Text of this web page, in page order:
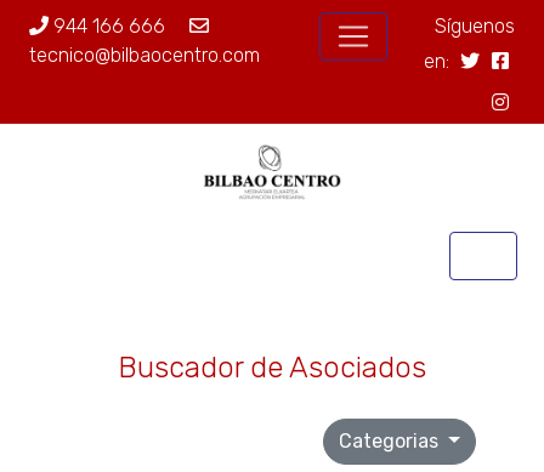
944 166 666
tecnico@bilbaocentro.com
Síguenos
en:
Buscador de Asociados
Categorias